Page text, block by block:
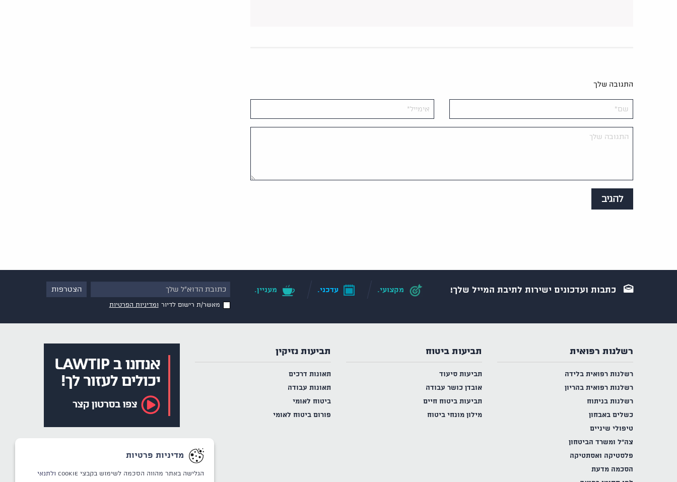
התגובה שלך
כתבות ועדכונים ישירות לתיבת המייל שלך! מקצועי. עדכני. מעניין.
מאשר/ת רישום לדיור ומדיניות הפרטיות
רשלנות רפואית
רשלנות רפואית בלידה
רשלנות רפואית בהריון
רשלנות בניתוח
כשלים באבחון
טיפולי שיניים
צה"ל ומשרד הביטחון
פלסטיקה ואסתטיקה
הסכמה מדעת
תביעות ביטוח
תביעות סיעוד
אובדן כושר עבודה
תביעות ביטוח חיים
מילון מונחי ביטוח
תביעות נזיקין
תאונות דרכים
תאונות עבודה
ביטוח לאומי
פורום ביטוח לאומי
מדיניות פרטיות
הגלישה באתר מהווה הסכמה לשימוש בקבצי Cookie
ולתנאי